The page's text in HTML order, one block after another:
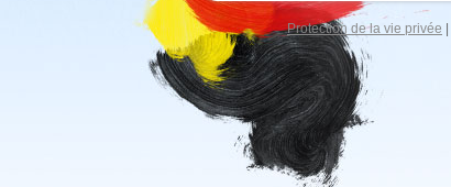
Protection de la vie privée